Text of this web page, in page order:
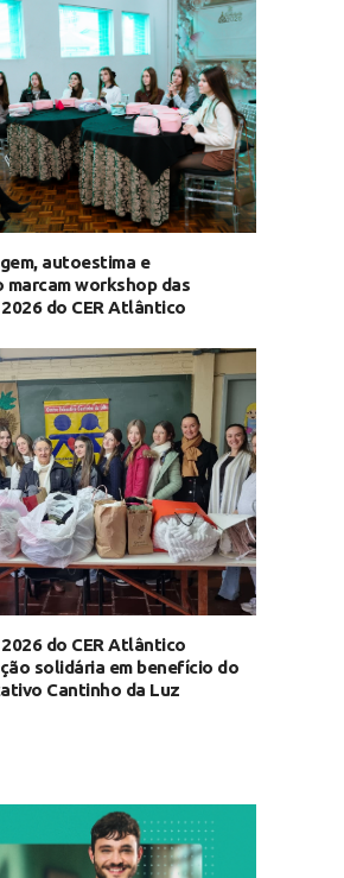
autoestima e
marcam workshop das
do CER Atlântico
do CER Atlântico
solidária em benefício do
Cantinho da Luz